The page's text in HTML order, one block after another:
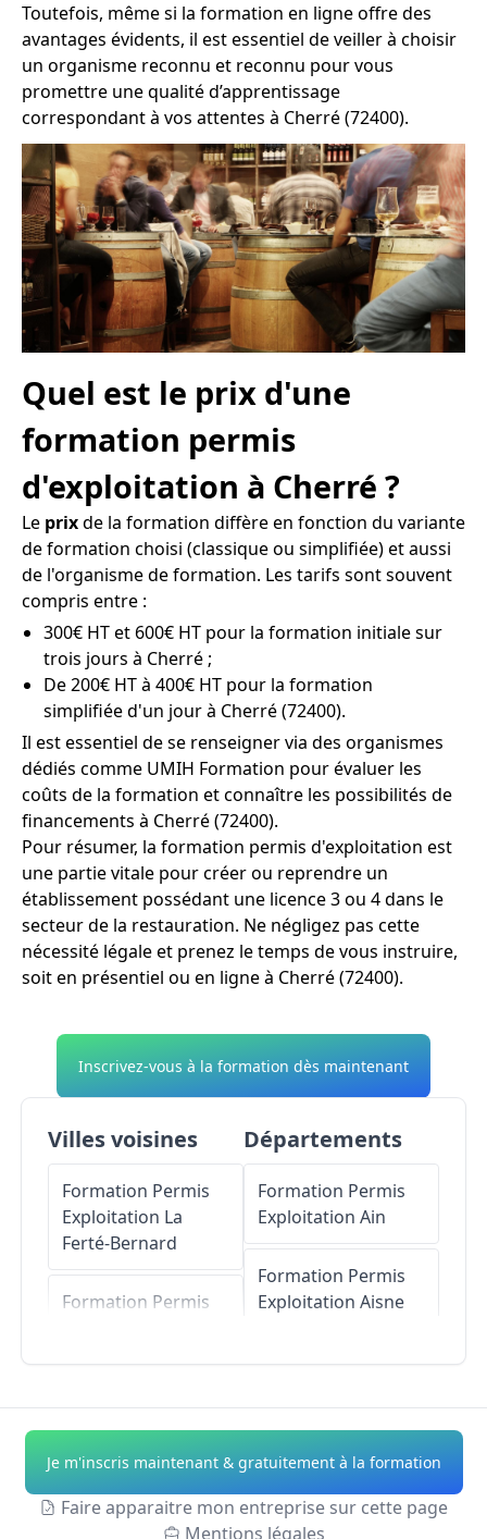
Toutefois, même si la formation en ligne offre des
avantages évidents, il est essentiel de veiller à choisir
un organisme reconnu et reconnu pour vous
promettre une qualité d’apprentissage
correspondant à vos attentes à Cherré (72400).
Quel est le prix d'une
formation permis
d'exploitation à Cherré ?
Le prixde la formation diffère en fonction du variante
de formation choisi (classique ou simplifiée) et aussi
de l'organisme de formation. Les tarifs sont souvent
compris entre :
300€ HT et 600€ HT pour la formation initiale sur
trois jours à Cherré ;
De 200€ HT à 400€ HT pour la formation
simplifiée d'un jour à Cherré (72400).
Il est essentiel de se renseigner via des organismes
dédiés comme UMIH Formation pour évaluer les
coûts de la formation et connaître les possibilités de
financements à Cherré (72400).
Pour résumer, la formation permis d'exploitation est
une partie vitale pour créer ou reprendre un
établissement possédant une licence 3 ou 4 dans le
secteur de la restauration. Ne négligez pas cette
nécessité légale et prenez le temps de vous instruire,
soit en présentiel ou en ligne à Cherré (72400).
Inscrivez-vous à la formation dès maintenant
Villes voisines
Formation Permis
Exploitation La
Ferté-Bernard
Formation Permis
Formation Permis
ExploitationCormes
Formation Permis
Exploitation
Saint-
Départements
Formation Permis
Exploitation Ain
Formation Permis
Exploitation Aisne
Formation Permis
ExploitationAlpes-
de-Haute-Provence
Je m'inscris maintenant & gratuitement à la formation
Faire apparaitre mon entreprise sur cette page
Mentions légales